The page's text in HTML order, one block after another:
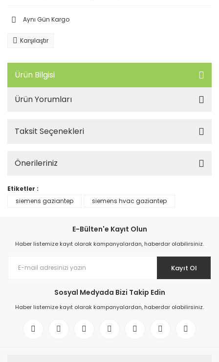
Aynı Gün Kargo
Karşılaştır
Ürün Bilgisi
Ürün Yorumları
Taksit Seçenekleri
Önerileriniz
Etiketler :
siemens gaziantep
siemens hvac gaziantep
E-Bülten'e Kayıt Olun
Haber listemize kayıt olarak kampanyalardan, haberdar olabilirsiniz.
Kayıt Ol
Sosyal Medyada Bizi Takip Edin
Haber listemize kayıt olarak kampanyalardan, haberdar olabilirsiniz.